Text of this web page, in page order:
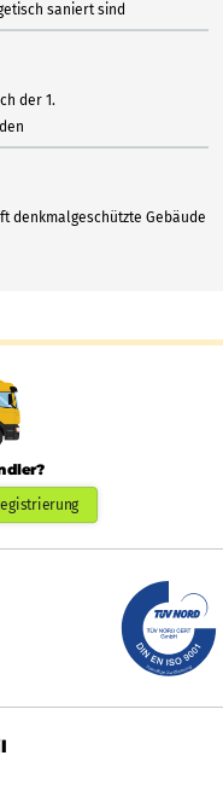
saniert sind
der 1.
denkmalgeschützte Gebäude